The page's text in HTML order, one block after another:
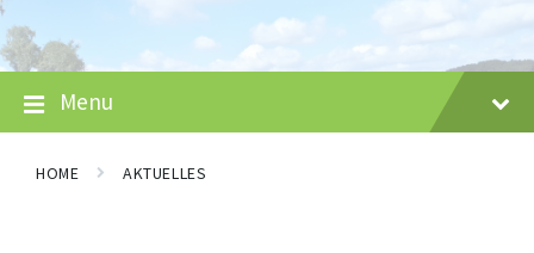
Skip
to
content
Skip
to
main
navigation
Skip
to
footer
Menu
HOME AKTUELLES